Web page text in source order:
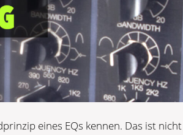
eines EQs kennen. Das ist nicht